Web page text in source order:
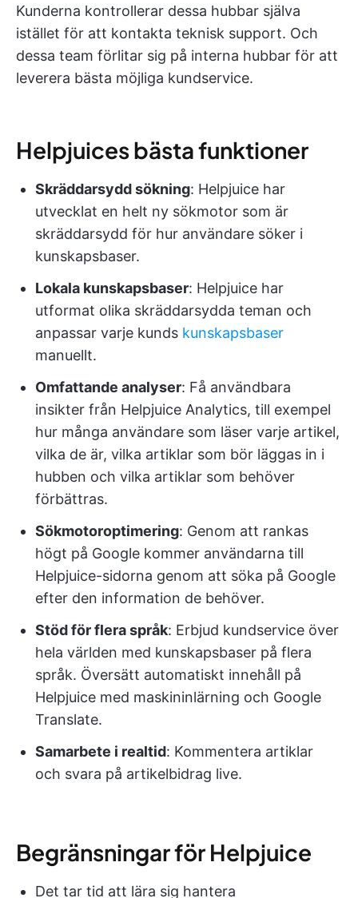
Kunderna kontrollerar dessa hubbar själva
istället för att kontakta teknisk support. Och
dessa team förlitar sig på interna hubbar för att
leverera bästa möjliga kundservice.
Helpjuices bästa funktioner
Skräddarsydd sökning: Helpjuice har
utvecklat en helt ny sökmotor som är
skräddarsydd för hur användare söker i
kunskapsbaser.
Lokala kunskapsbaser: Helpjuice har
utformat olika skräddarsydda teman och
anpassar varje kunds kunskapsbaser
manuellt.
Omfattande analyser: Få användbara
insikter från Helpjuice Analytics, till exempel
hur många användare som läser varje artikel,
vilka de är, vilka artiklar som bör läggas in i
hubben och vilka artiklar som behöver
förbättras.
Sökmotoroptimering: Genom att rankas
högt på Google kommer användarna till
Helpjuice-sidorna genom att söka på Google
efter den information de behöver.
Stöd för flera språk: Erbjud kundservice över
hela världen med kunskapsbaser på flera
språk. Översätt automatiskt innehåll på
Helpjuice med maskininlärning och Google
Translate.
Samarbete i realtid: Kommentera artiklar
och svara på artikelbidrag live.
Begränsningar för Helpjuice
Det tar tid att lära sig hantera